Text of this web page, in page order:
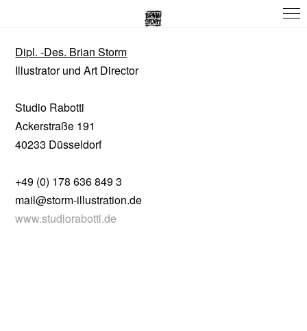
Dipl. -Des. Brian Storm
Illustrator und Art Director
Studio Rabotti
Ackerstraße 191
40233 Düsseldorf
+49 (0) 178 636 849 3
mail@storm-illustration.de
www.studiorabotti.de